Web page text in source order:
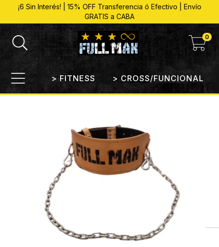
¡6 Sin Interés! | 15% OFF Transferencia ó Efectivo | Envío
GRATIS a CABA
0
> FITNESS > CROSS/FUNCIONAL